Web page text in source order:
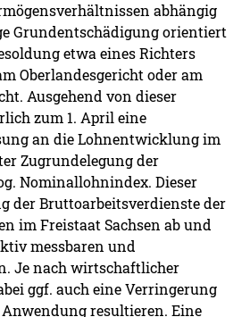
abhängig
Grundentschädigung orientiert
etwa eines Richters
Oberlandesgericht oder am
Ausgehend von dieser
zum 1. April eine
an die Lohnentwicklung im
Zugrundelegung der
Nominallohnindex. Dieser
der Bruttoarbeitsverdienste der
im Freistaat Sachsen ab und
messbaren und
Je nach wirtschaftlicher
ggf. auch eine Verringerung
resultieren. Eine